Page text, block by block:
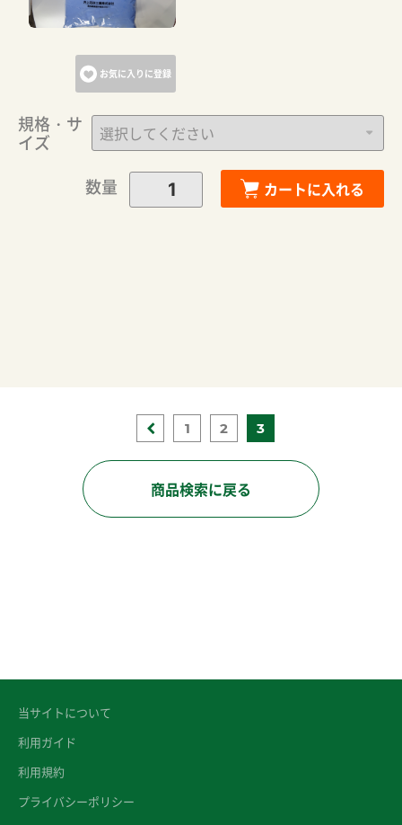
お気に入りに登録
規格・サ
イズ
数量
カートに入れる
1 2 3
商品検索に戻る
当サイトについて
利用ガイド
利用規約
プライバシーポリシー